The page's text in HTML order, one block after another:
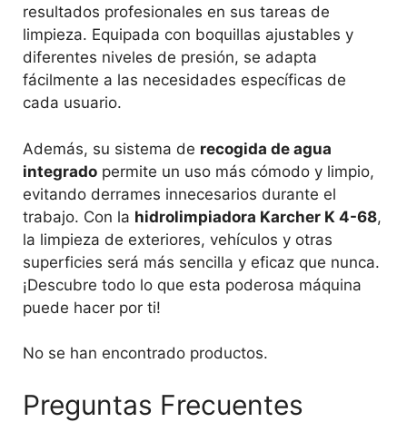
resultados profesionales en sus tareas de
limpieza. Equipada con boquillas ajustables y
diferentes niveles de presión, se adapta
fácilmente a las necesidades específicas de
cada usuario.
Además, su sistema de recogida de agua
integrado permite un uso más cómodo y limpio,
evitando derrames innecesarios durante el
trabajo. Con la hidrolimpiadora Karcher K 4-68,
la limpieza de exteriores, vehículos y otras
superficies será más sencilla y eficaz que nunca.
¡Descubre todo lo que esta poderosa máquina
puede hacer por ti!
No se han encontrado productos.
Preguntas Frecuentes